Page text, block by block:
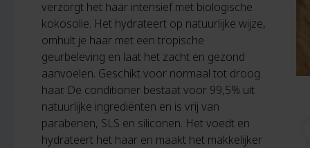
verzorgt het haar intensief met biologische
kokosolie. Het hydrateert op natuurlijke wijze,
omhult je haar met een tropische
geurbeleving en laat het zacht en gezond
aanvoelen. Geschikt voor normaal tot droog
haar. De conditioner bestaat voor 99,5% uit
natuurlijke ingrediënten en is vrij van
parabenen, SLS en siliconen. Het voedt en
hydrateert het haar en maakt het makkelijker